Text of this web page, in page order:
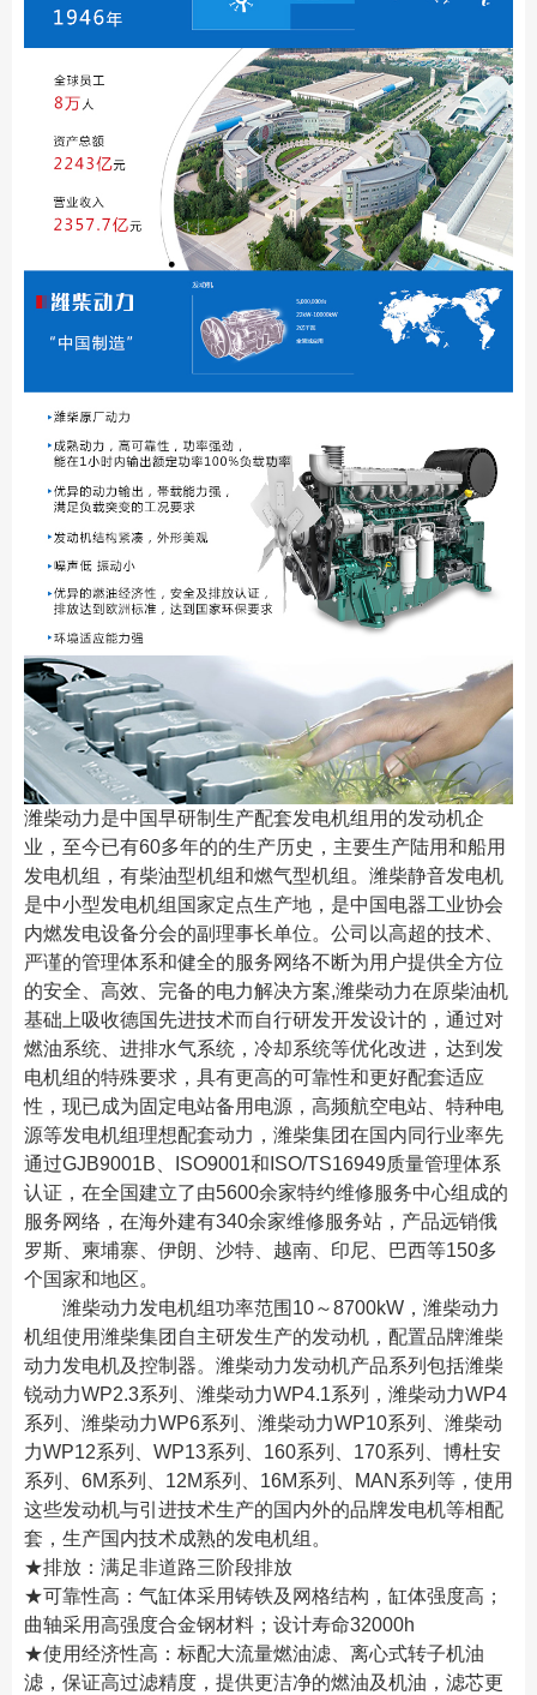
潍柴动力是中国早研制生产配套发电机组用的发动机企
业，至今已有60多年的的生产历史，主要生产陆用和船用
发电机组，有柴油型机组和燃气型机组。潍柴静音发电机
是中小型发电机组国家定点生产地，是中国电器工业协会
内燃发电设备分会的副理事长单位。公司以高超的技术、
严谨的管理体系和健全的服务网络不断为用户提供全方位
的安全、高效、完备的电力解决方案,潍柴动力在原柴油机
基础上吸收德国先进技术而自行研发开发设计的，通过对
燃油系统、进排水气系统，冷却系统等优化改进，达到发
电机组的特殊要求，具有更高的可靠性和更好配套适应
性，现已成为固定电站备用电源，高频航空电站、特种电
源等发电机组理想配套动力，潍柴集团在国内同行业率先
通过GJB9001B、ISO9001和ISO/TS16949质量管理体系
认证，在全国建立了由5600余家特约维修服务中心组成的
服务网络，在海外建有340余家维修服务站，产品远销俄
罗斯、柬埔寨、伊朗、沙特、越南、印尼、巴西等150多
个国家和地区。
潍柴动力发电机组功率范围10～8700kW，潍柴动力
机组使用潍柴集团自主研发生产的发动机，配置品牌潍柴
动力发电机及控制器。潍柴动力发动机产品系列包括潍柴
锐动力WP2.3系列、潍柴动力WP4.1系列，潍柴动力WP4
系列、潍柴动力WP6系列、潍柴动力WP10系列、潍柴动
力WP12系列、WP13系列、160系列、170系列、博杜安
系列、6M系列、12M系列、16M系列、MAN系列等，使用
这些发动机与引进技术生产的国内外的品牌发电机等相配
套，生产国内技术成熟的发电机组。
★排放：满足非道路三阶段排放
★可靠性高：气缸体采用铸铁及网格结构，缸体强度高；
曲轴采用高强度合金钢材料；设计寿命32000h
★使用经济性高：标配大流量燃油滤、离心式转子机油
滤，保证高过滤精度，提供更洁净的燃油及机油，滤芯更